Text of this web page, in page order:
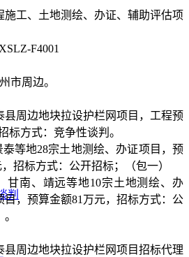
判
工、 土地测绘、办证、辅助评估项
F4001
市周边。
周边地块拉设护栏网项目，工程预
标方式：竞争性谈判。
泰等地28宗土地测绘、办证项目，预
招标方式：公开招标；（包一）
甘南、靖远等地10宗土地测绘、办
目，预算金额81 万元，招标方式：公
周边地块拉设护栏网项目招标代理